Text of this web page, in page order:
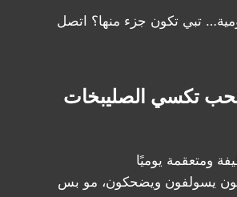
تبي تكون جزء منها؟ اتصل
تكسي الصليبخات
ومتعقمة يوميًا
يسولفون ويضحكون، مو بس